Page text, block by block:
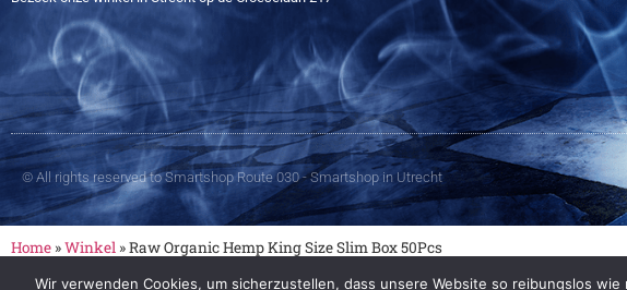
© All rights reserved to Smartshop Route 030 - Smartshop in Utrecht
Home »Winkel »Raw Organic Hemp King Size Slim Box 50Pcs
Wir verwenden Cookies, um sicherzustellen, dass unsere Website so reibungslos